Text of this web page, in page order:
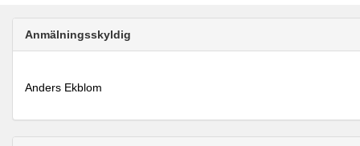
Anmälningsskyldig
Anders Ekblom